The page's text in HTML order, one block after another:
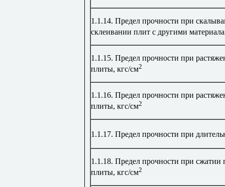
1.1.14. Предел прочности при
склеивании плит с другими
1.1.15. Предел прочности при
плиты, кгс/см2
1.1.16. Предел прочности при
плиты, кгс/см2
1.1.17. Предел прочности при
1.1.18. Предел прочности при сжатии
плиты, кгс/см2